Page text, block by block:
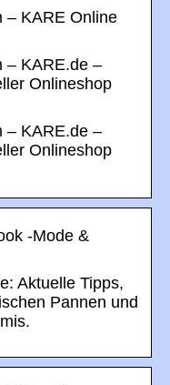
– KARE Online
– KARE.de –
Onlineshop
– KARE.de –
Onlineshop
-Mode &
Aktuelle Tipps,
Pannen und